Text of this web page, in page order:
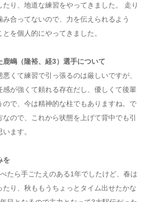
り、地道な練習をやってきました。 走り
合ってないので、力を伝えられるよう
を個人的にやってきました。
嶋（隆裕、経3）選手について
くて練習で引っ張るのは厳しいですが、
感が強くて頼れる存在だし、優しくて後輩
ので、今は精神的な柱でもありますね。で
ので、これから状態を上げて背中でも引
ます。
を
たら手ごたえのある1年でしたけど、春は
たり、秋ももうちょっとタイム出せたかな